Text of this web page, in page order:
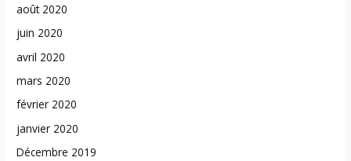
août 2020
juin 2020
avril 2020
mars 2020
février 2020
janvier 2020
Décembre 2019